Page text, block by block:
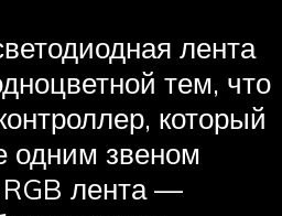
лента
тем, что
который
одним звеном
лента —